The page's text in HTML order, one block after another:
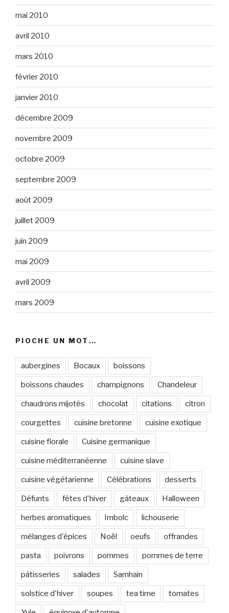
mai 2010
avril 2010
mars 2010
février 2010
janvier 2010
décembre 2009
novembre 2009
octobre 2009
septembre 2009
août 2009
juillet 2009
juin 2009
mai 2009
avril 2009
mars 2009
PIOCHE UN MOT…
aubergines Bocaux boissons
boissons chaudes champignons Chandeleur
chaudrons mijotés chocolat citations citron
courgettes cuisine bretonne cuisine exotique
cuisine florale Cuisine germanique
cuisine méditerranéenne cuisine slave
cuisine végétarienne Célébrations desserts
Défunts fêtes d'hiver gâteaux Halloween
herbes aromatiques Imbolc lichouserie
mélanges d'épices Noël oeufs offrandes
pasta poivrons pommes pommes de terre
pâtisseries salades Samhain
solstice d'hiver soupes tea time tomates